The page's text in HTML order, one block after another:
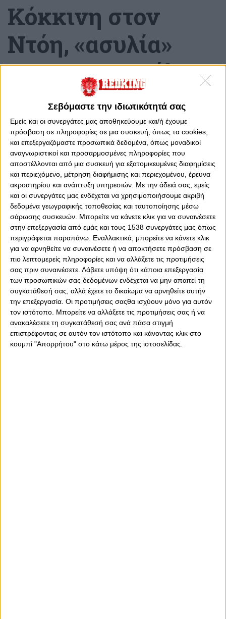
Σεβόμαστε την ιδιωτικότητά σας
Εμείς και οι συνεργάτες μας αποθηκεύουμε και/ή έχουμε
πρόσβαση σε πληροφορίες σε μια συσκευή, όπως τα cookies,
και επεξεργαζόμαστε προσωπικά δεδομένα, όπως μοναδικοί
αναγνωριστικοί και προσαρμοσμένες πληροφορίες που
αποστέλλονται από μια συσκευή για εξατομικευμένες διαφημίσεις
και περιεχόμενο, μέτρηση διαφήμισης και περιεχομένου, έρευνα
ακροατηρίου και ανάπτυξη υπηρεσιών. Με την άδειά σας, εμείς
και οι συνεργάτες μας ενδέχεται να χρησιμοποιήσουμε ακριβή
δεδομένα γεωγραφικής τοποθεσίας και ταυτοποίησης μέσω
σάρωσης συσκευών. Μπορείτε να κάνετε κλικ για να συναινέσετε
στην επεξεργασία από εμάς και τους 1538 συνεργάτες μας όπως
περιγράφεται παραπάνω. Εναλλακτικά, μπορείτε να κάνετε κλικ
για να αρνηθείτε να συναινέσετε ή να αποκτήσετε πρόσβαση σε
πιο λεπτομερείς πληροφορίες και να αλλάξετε τις προτιμήσεις
σας πριν συναινέσετε. Λάβετε υπόψη ότι κάποια επεξεργασία
των προσωπικών σας δεδομένων ενδέχεται να μην απαιτεί τη
συγκατάθεσή σας, αλλά έχετε το δικαίωμα να αρνηθείτε αυτήν
την επεξεργασία. Οι προτιμήσεις σαςθα ισχύουν μόνο για αυτόν
τον ιστότοπο. Μπορείτε να αλλάξετε τις προτιμήσεις σας ή να
ανακαλέσετε τη συγκατάθεσή σας ανά πάσα στιγμή
επιστρέφοντας σε αυτόν τον ιστότοπο και κάνοντας κλικ στο
κουμπί "Απορρήτου" στο κάτω μέρος της ιστοσελίδας.
Κόκκινη στον
Nτόη, «ασυλία»
στον Κουρμπέλη!
Πέμπτη, 26 Ιανουαρίου 2023 - 22:21
0 0
Στον αγώνα Άρης-Ολυμπιακός, O Ούγγρος διαιτητής
Ιστβάν Βαντ, έκανε το άσπρο μαύρο καθώς «βάφτισε»
πέναλτι το κεφαλοκλείδωμα του Γκρέι στον Ντόη, τον
οποίο απέβαλε άδικα.
Πάμε τώρα, στο ματς Παναθηναϊκός-ΠΑΟΚ… Ο
Κουρμπέλης που έχει ήδη κίτρινη κάρτα από το πρώτο
μέρος, να ρίχνει αγκωνιά στον Νάρει, αλλά τον Φιλανδό